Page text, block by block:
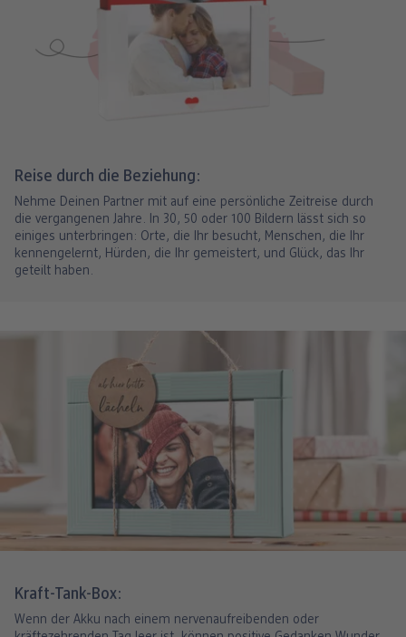
Reise durch die Beziehung:
Nehme Deinen Partner mit auf eine persönliche Zeitreise durch
die vergangenen Jahre. In 30, 50 oder 100 Bildern lässt sich so
einiges unterbringen: Orte, die Ihr besucht, Menschen, die Ihr
kennengelernt, Hürden, die Ihr gemeistert, und Glück, das Ihr
geteilt haben.
Kraft-Tank-Box:
Wenn der Akku nach einem nervenaufreibenden oder